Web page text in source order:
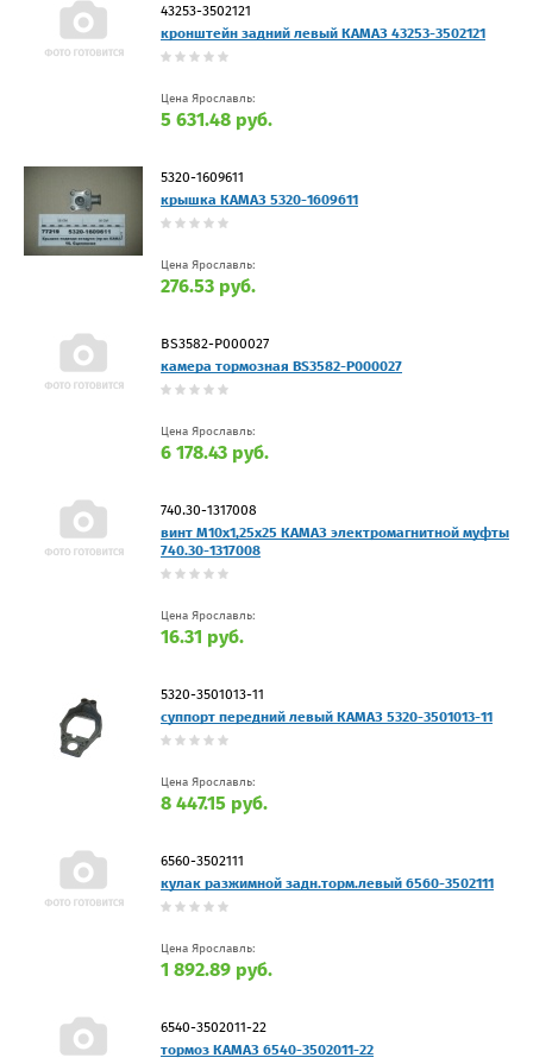
43253-3502121
кронштейн задний левый КАМАЗ 43253-3502121
Цена Ярославль:
5 631.48 руб.
5320-1609611
крышка КАМАЗ 5320-1609611
Цена Ярославль:
276.53 руб.
BS3582-P000027
камера тормозная BS3582-P000027
Цена Ярославль:
6 178.43 руб.
740.30-1317008
винт М10х1,25х25 КАМАЗ электромагнитной муфты
740.30-1317008
Цена Ярославль:
16.31 руб.
5320-3501013-11
суппорт передний левый КАМАЗ 5320-3501013-11
Цена Ярославль:
8 447.15 руб.
6560-3502111
кулак разжимной задн.торм.левый 6560-3502111
Цена Ярославль:
1 892.89 руб.
6540-3502011-22
тормоз КАМАЗ 6540-3502011-22